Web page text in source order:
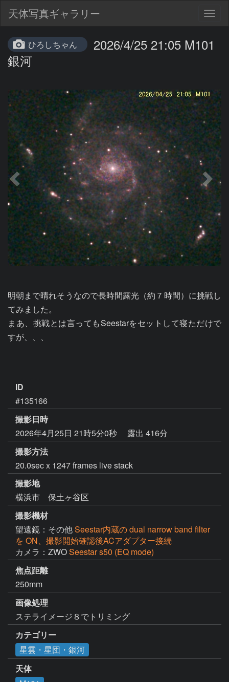
天体写真ギャラリー
ひろしちゃん
2026/4/25 21:05 M101
銀河
明朝まで晴れそうなので長時間露光（約７時間）に挑戦し
てみました。
まあ、挑戦とは言ってもSeestarをセットして寝ただけで
すが、、、
ID
#135166
撮影日時
2026年4月25日 21時5分0秒
露出 416分
撮影方法
20.0sec x 1247 frames live stack
撮影地
横浜市 保土ヶ谷区
撮影機材
望遠鏡：その他Seestar内蔵の dual narrow band filter
を ON、撮影開始確認後ACアダプター接続
カメラ：ZWOSeestar s50 (EQ mode)
焦点距離
250mm
画像処理
ステライメージ８でトリミング
カテゴリー
星雲・星団・銀河
天体